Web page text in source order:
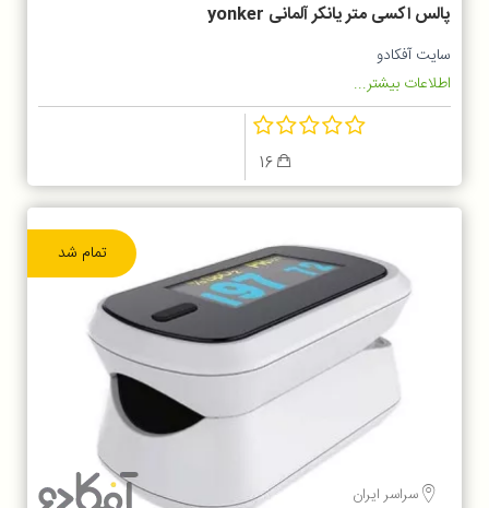
پالس اکسی متر یانکر آلمانی yonker
سایت آفکادو
اطلاعات بیشتر...
16
تمام شد
سراسر ایران